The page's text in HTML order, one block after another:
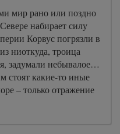
мир рано или поздно
набирает силу
Корвус погрязли в
ниоткуда, троица
задумали небывалое…
стоят какие-то иные
– только отражение